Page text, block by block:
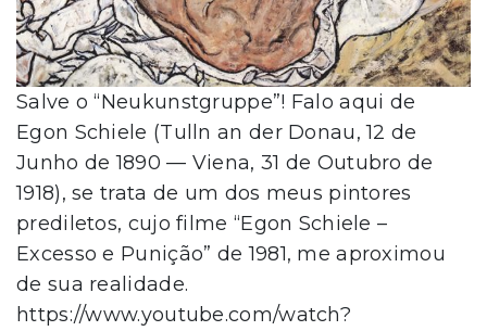
Salve o “Neukunstgruppe”! Falo aqui de
Egon Schiele (Tulln an der Donau, 12 de
Junho de 1890 — Viena, 31 de Outubro de
1918), se trata de um dos meus pintores
prediletos, cujo filme “Egon Schiele –
Excesso e Punição” de 1981, me aproximou
de sua realidade.
https://www.youtube.com/watch?